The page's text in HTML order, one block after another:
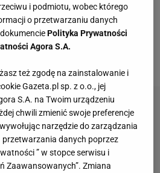
smakowym
rzecz się ma z jego
właściwościami, których
i podmiotu, wobec którego
o przetwarzaniu danych
Polityka Prywatności
Agora S.A.
też zgodę na zainstalowanie i
Gazeta.pl sp. z o.o., jej
S.A. na Twoim urządzeniu
chwili zmienić swoje preferencje
narzędzie do zarządzania
danych poprzez
” w stopce serwisu i
Zaawansowanych”. Zmiana